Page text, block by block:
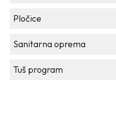
Pločice
Sanitarna oprema
Tuš program